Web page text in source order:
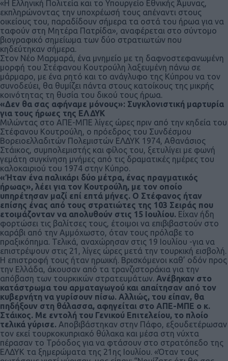
«Η Ελληνική Πολιτεία και το Υπουργείο Εθνικής Άμυνας,
εκπληρώνοντας την υποχρέωσή τους απέναντι στους
οικείους του, παραδίδουν σήμερα τα οστά του ήρωα για να
ταφούν στη Μητέρα Πατρίδα», αναφέρεται στο σύντομο
βιογραφικό σημείωμα των δύο στρατιωτών που
κηδεύτηκαν σήμερα.
Στον Νέο Μαρμαρά, ένα μνημείο με τη δαφνοστεφανωμένη
μορφή του Στέφανου Κουτρούλη λαξευμένη πάνω σε
μάρμαρο, με ένα ρητό και το ανάγλυφο της Κύπρου να τον
συνοδεύει, θα θυμίζει πάντα στους κατοίκους της μικρής
κοινότητας τη θυσία του δικού τους ήρωα.
«Δεν θα σας αφήναμε μόνους»: Συγκλονιστική μαρτυρία
για τους ήρωες της ΕΛΔΥΚ
Μιλώντας στο ΑΠΕ-ΜΠΕ λίγες ώρες πριν από την κηδεία του
Στέφανου Κουτρούλη, ο πρόεδρος του Συνδέσμου
Βορειοελλαδιτών Πολεμιστών ΕΛΔΥΚ 1974, Αθανάσιος
Στάικος, συμπολεμιστής και φίλος του, ξετυλίγει με φωνή
γεμάτη συγκίνηση μνήμες από τις δραματικές ημέρες του
καλοκαιριού του 1974 στην Κύπρο.
«Ήταν ένα παλικάρι δύο μέτρα, ένας πραγματικός
ήρωας», λέει για τον Κουτρούλη, με τον οποίο
υπηρέτησαν μαζί επί επτά μήνες. Ο Στέφανος ήταν
επίσης ένας από τους στρατιώτες της 103 Σειράς που
ετοιμάζονταν να απολυθούν στις 15 Ιουλίου. Είχαν ήδη
φορτώσει τις βαλίτσες τους, έτοιμοι να επιβιβαστούν στο
καράβι από την Αμμόχωστο, όταν τους πρόλαβε το
πραξικόπημα. Τελικά, αναχώρησαν στις 19 Ιουλίου -για να
επιστρέψουν στις 21, λίγες ώρες μετά την τουρκική εισβολή.
Η επιστροφή τους ήταν ηρωική. Βρισκόμενοι καθ’ οδόν προς
την Ελλάδα, άκουσαν από τα τρανζιστοράκια για την
απόβαση των τουρκικών στρατευμάτων. Ανέβηκαν στο
κατάστρωμα του αρματαγωγού και απαίτησαν από τον
κυβερνήτη να γυρίσουν πίσω. Αλλιώς, του είπαν, θα
πηδήξουν στη θάλασσα, αφηγείται στο ΑΠΕ-ΜΠΕ ο κ.
Στάικος. Με εντολή του Γενικού Επιτελείου, το πλοίο
τελικά γύρισε. Αποβιβάστηκαν στην Πάφο, εξουδετέρωσαν
τον εκεί τουρκοκυπριακό θύλακα και μέσα στη νύχτα
πέρασαν το Τρόοδος για να φτάσουν στο στρατόπεδο της
ΕΛΔΥΚ τα ξημερώματα της 21ης Ιουλίου. «Όταν τους